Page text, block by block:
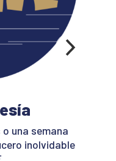
una semana
inolvidable